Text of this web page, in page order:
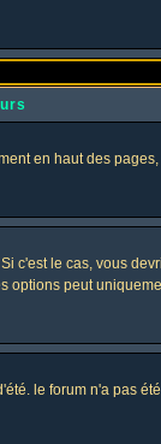
en haut des
c'est le cas, vous
peut
le forum n'a pas